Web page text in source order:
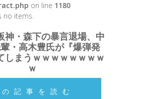
on line 1180
no items.
神・森下の暴言退場、中
・高木豊氏が『爆弾発
しまうｗｗｗｗｗｗｗｗ
ｗ
の記事を読む